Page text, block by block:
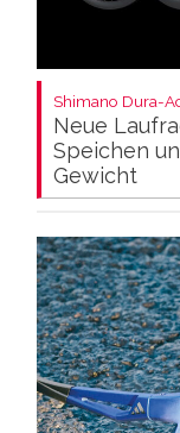
Shimano Dura-
Neue
Speichen
Gewicht